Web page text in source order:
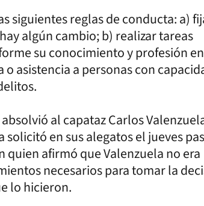
siguientes reglas de conducta: a)
algún cambio; b) realizar tareas
su conocimiento y profesión en
asistencia a personas con
al capataz Carlos
en sus alegatos el jueves
afirmó que Valenzuela no era
necesarios para tomar la
lo hicieron.